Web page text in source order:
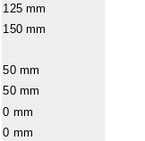
125 mm
150 mm
50 mm
50 mm
0 mm
0 mm